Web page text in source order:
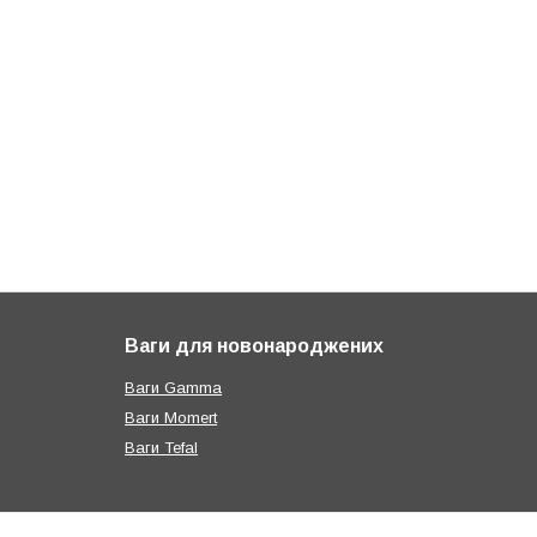
Ваги для новонароджених
Ваги Gamma
Ваги Momert
Ваги Tefal